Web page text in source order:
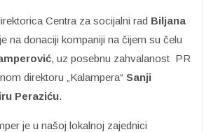
Centra za socijalni rad Biljana
na donaciji kompaniji na čijem su čelu
, uz posebnu zahvalanost PR
direktoru „Kalampera“ Sanji
Peraziću.
je u našoj lokalnoj zajednici